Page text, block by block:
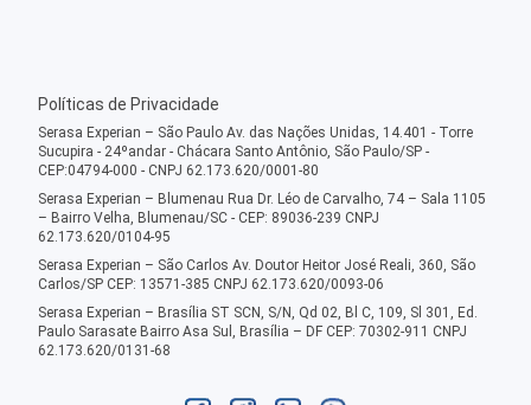
Políticas de Privacidade
Serasa Experian – São Paulo Av. das Nações Unidas, 14.401 - Torre
Sucupira - 24ºandar - Chácara Santo Antônio, São Paulo/SP -
CEP:04794-000 - CNPJ 62.173.620/0001-80
Serasa Experian – Blumenau Rua Dr. Léo de Carvalho, 74 – Sala 1105
– Bairro Velha, Blumenau/SC - CEP: 89036-239 CNPJ
62.173.620/0104-95
Serasa Experian – São Carlos Av. Doutor Heitor José Reali, 360, São
Carlos/SP CEP: 13571-385 CNPJ 62.173.620/0093-06
Serasa Experian – Brasília ST SCN, S/N, Qd 02, Bl C, 109, Sl 301, Ed.
Paulo Sarasate Bairro Asa Sul, Brasília – DF CEP: 70302-911 CNPJ
62.173.620/0131-68